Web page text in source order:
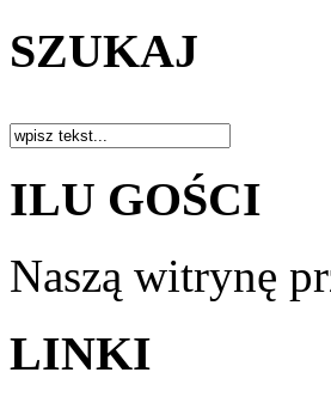
SZUKAJ
ILU GOŚCI
Naszą witrynę
LINKI